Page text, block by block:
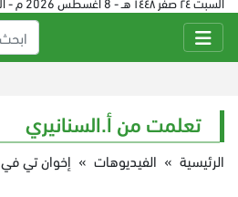
تعلمت من أ.السنانيري
الرئيسية » الفيديوهات » إخوان تي في